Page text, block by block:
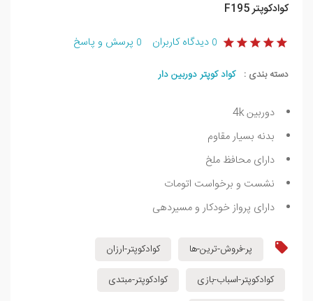
کوادکوپتر F195
0 دیدگاه کاربران 0 پرسش و پاسخ
دسته بندی : کواد کوپتر دوربین دار
دوربین 4k
بدنه بسیار مقاوم
دارای محافظ ملخ
نشست و برخواست اتومات
دارای پرواز خودکار و مسیردهی
پر-فروش-ترین-ها
کوادکوپتر-ارزان
کوادکوپتر-اسباب-بازی
کوادکوپتر-مبتدی